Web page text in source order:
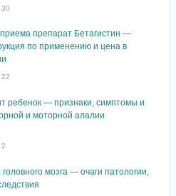
30
препарат Бетагистин —
по применению и цена в
22
ребенок — признаки, симптомы и
и моторной алалии
2
головного мозга — очаги патологии,